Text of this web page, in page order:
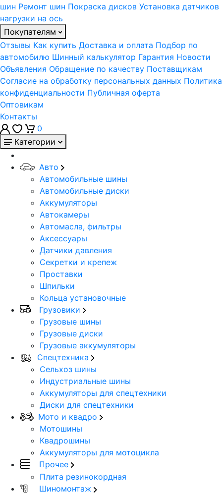
шин Ремонт шин Покраска дисков Установка датчиков
нагрузки на ось
Покупателям
Отзывы Как купить Доставка и оплата Подбор по
автомобилю Шинный калькулятор Гарантия Новости
Объявления Обращение по качеству Поставщикам
Согласие на обработку персональных данных Политика
конфиденциальности Публичная оферта
Оптовикам
Контакты
0
Категории
Авто
Автомобильные шины
Автомобильные диски
Аккумуляторы
Автокамеры
Автомасла, фильтры
Аксессуары
Датчики давления
Секретки и крепеж
Проставки
Шпильки
Кольца установочные
Грузовики
Грузовые шины
Грузовые диски
Грузовые аккумуляторы
Спецтехника
Сельхоз шины
Индустриальные шины
Аккумуляторы для спецтехники
Диски для спецтехники
Мото и квадро
Мотошины
Квадрошины
Аккумуляторы для мотоцикла
Прочее
Плита резинокордная
Шиномонтаж